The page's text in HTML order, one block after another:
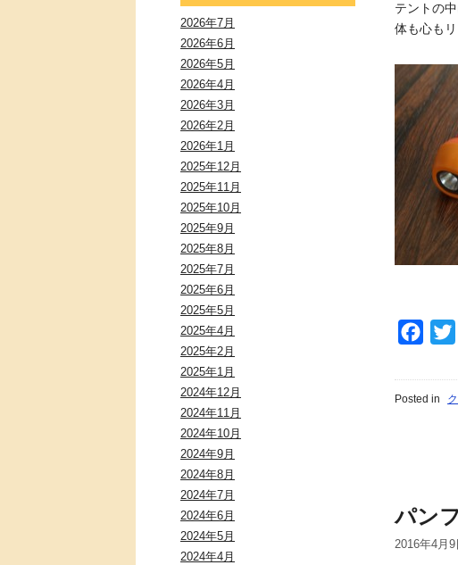
2026年7月
2026年6月
2026年5月
2026年4月
2026年3月
2026年2月
2026年1月
2025年12月
2025年11月
2025年10月
2025年9月
2025年8月
2025年7月
2025年6月
2025年5月
2025年4月
2025年2月
2025年1月
2024年12月
2024年11月
2024年10月
2024年9月
2024年8月
2024年7月
2024年6月
2024年5月
2024年4月
テントの
体も心も
Posted in
パン
2016年4月9